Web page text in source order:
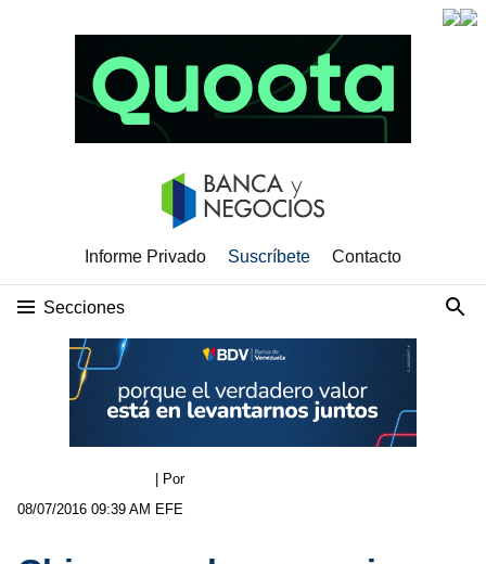
Informe Privado Suscríbete Contacto
Secciones
08/07/2016 09:39 AM
| Por
EFE